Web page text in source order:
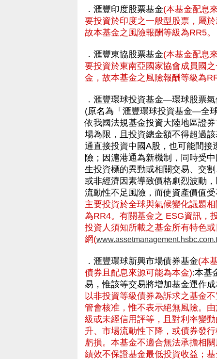
．滙豐印度股票基金(本基金配息
要投資於印度之一般型股票，屬
故本基金之風險報酬等級為RR5。
．滙豐東協股票基金(本基金配息
要投資於東南亞國家協會成員國
金，故本基金之風險報酬等級為
．滙豐環球投資基金—環球股票
(原名為「滙豐環球投資基金—全
依我國法規基金投資大陸地區證
場為限，且投資總金額不得超過
通直接投資中國A股，也可能間
險；因滬港通為新機制，同時受
生投資標的異動或相關交易、交
或非經濟因素導致價格劇烈波動
流動性不足風險，而使資產價值
主要投資於全球與氣候變化議題
為RR4。有關基金之 ESG資訊，
投資人須知所載之基金所有特色
網(
．滙豐環球新興市場債券基金(本
債券且配息來源可能為本金):本基
易，惟該等交易將增加基金運作
以非投資等級債券為訴求之基金
管會核准，惟不表示絕無風險。
級或未經信用評等，且對利率變
升、市場流動性下降，或債券發
虧損。本基金不適合無法承擔相
績效不保證基金最低投資收益；